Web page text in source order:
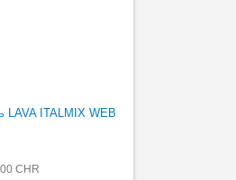
LAVA ITALMIX WEB
CHR